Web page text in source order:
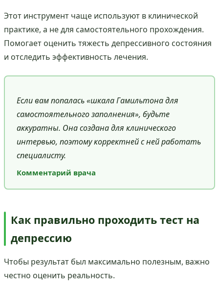
Этот инструмент чаще используют в клинической
практике, а не для самостоятельного прохождения.
Помогает оценить тяжесть депрессивного состояния
и отследить эффективность лечения.
Если вам попалась «шкала Гамильтона для
самостоятельного заполнения», будьте
аккуратны. Она создана для клинического
интервью, поэтому корректней с ней работать
специалисту.
Комментарий врача
Как правильно проходить тест на
депрессию
Чтобы результат был максимально полезным, важно
честно оценить реальность.